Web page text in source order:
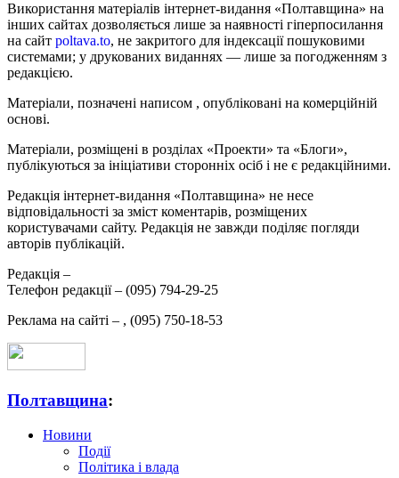
Використання матеріалів інтернет-видання «Полтавщина» на
інших сайтах дозволяється лише за наявності гіперпосилання
на сайт poltava.to, не закритого для індексації пошуковими
системами; у друкованих виданнях — лише за погодженням з
редакцією.
Матеріали, позначені написом , опубліковані на комерційній
основі.
Матеріали, розміщені в розділах «Проекти» та «Блоги»,
публікуються за ініціативи сторонніх осіб і не є редакційними.
Редакція інтернет-видання «Полтавщина» не несе
відповідальності за зміст коментарів, розміщених
користувачами сайту. Редакція не завжди поділяє погляди
авторів публікацій.
Редакція –
Телефон редакції – (095) 794-29-25
Реклама на сайті – , (095) 750-18-53
Полтавщина:
Новини
Події
Політика і влада